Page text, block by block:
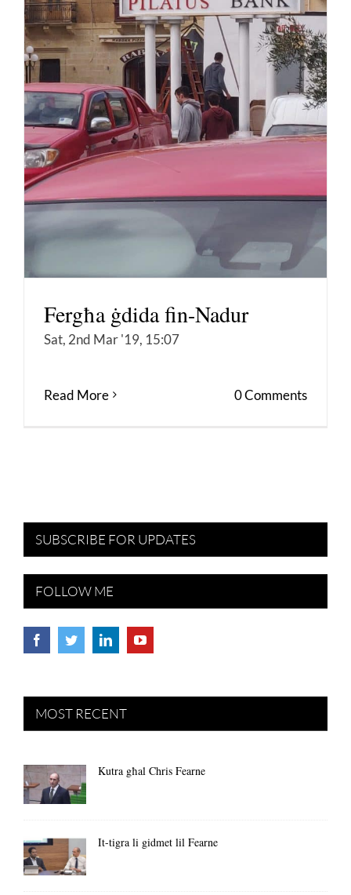
Fergħa ġdida fin-Nadur
Sat, 2nd Mar '19, 15:07
Read More 0 Comments
SUBSCRIBE FOR UPDATES
FOLLOW ME
MOST RECENT
Kutra għal Chris Fearne
It-tigra li gidmet lil Fearne